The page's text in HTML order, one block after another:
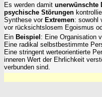
Es werden damit unerwünschte
psychische Störungen
Synthese vor Extremen: sowohl
vor rücksichtslosem Egoismus
Ein Beispiel : Eine Organisation
Eine radikal selbstbestimmte
Eine stringent werteorientierte
inneren Wert der Ehrlichkeit
verbunden sind.